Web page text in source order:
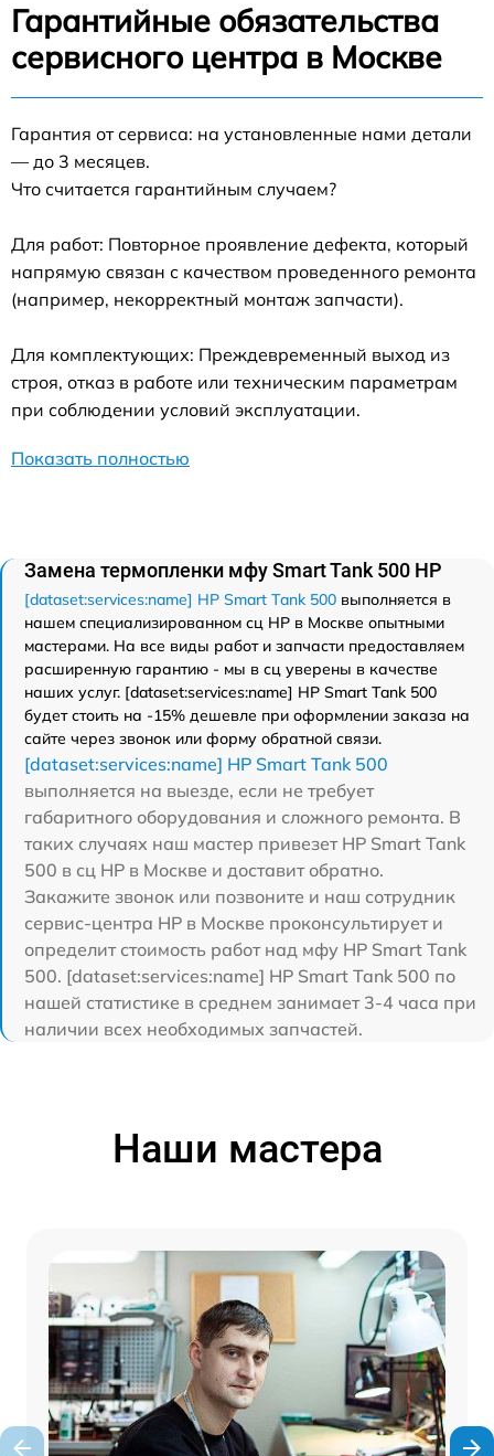
Гарантийные обязательства
сервисного центра в Москве
Гарантия от сервиса: на установленные нами детали
— до 3 месяцев.
Что считается гарантийным случаем?
Для работ: Повторное проявление дефекта, который
напрямую связан с качеством проведенного ремонта
(например, некорректный монтаж запчасти).
Для комплектующих: Преждевременный выход из
строя, отказ в работе или техническим параметрам
при соблюдении условий эксплуатации.
Показать полностью
Замена термопленки мфу Smart Tank 500 HP
[dataset:services:name] HP Smart Tank 500 выполняется в
нашем специализированном сц HP в Москве опытными
мастерами. На все виды работ и запчасти предоставляем
расширенную гарантию - мы в сц уверены в качестве
наших услуг. [dataset:services:name] HP Smart Tank 500
будет стоить на -15% дешевле при оформлении заказа на
сайте через звонок или форму обратной связи.
[dataset:services:name] HP Smart Tank 500
выполняется на выезде, если не требует
габаритного оборудования и сложного ремонта. В
таких случаях наш мастер привезет HP Smart Tank
500 в сц HP в Москве и доставит обратно.
Закажите звонок или позвоните и наш сотрудник
сервис-центра HP в Москве проконсультирует и
определит стоимость работ над мфу HP Smart Tank
500. [dataset:services:name] HP Smart Tank 500 по
нашей статистике в среднем занимает 3-4 часа при
наличии всех необходимых запчастей.
Наши мастера